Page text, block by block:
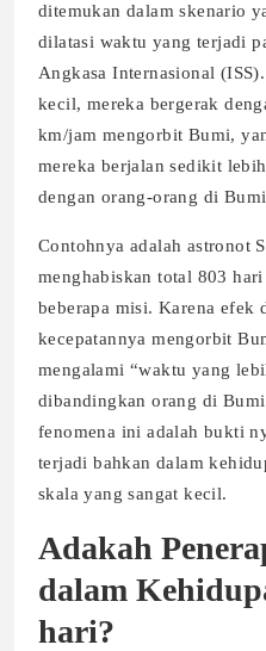
ditemukan dalam skenario
dilatasi waktu yang terjadi
Angkasa Internasional
kecil, mereka bergerak
km/jam mengorbit Bumi,
mereka berjalan sedikit
dengan orang-orang di
Contohnya adalah astronot
menghabiskan total 803
beberapa misi. Karena efek
kecepatannya mengorbit
mengalami “waktu yang
dibandingkan orang di
fenomena ini adalah bukti
terjadi bahkan dalam
skala yang sangat kecil.
Adakah
dalam
hari?